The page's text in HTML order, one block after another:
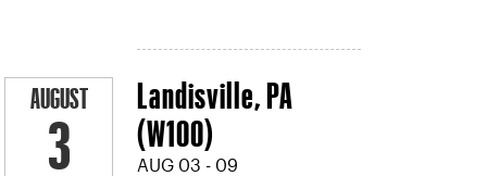
AUGUST
3
Landisville, PA
(W100)
AUG 03 - 09